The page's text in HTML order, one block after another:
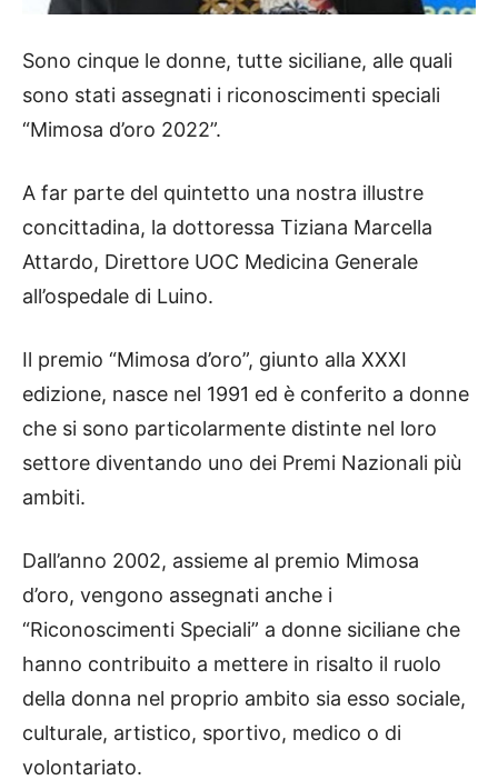
Sono cinque le donne, tutte siciliane, alle quali
sono stati assegnati i riconoscimenti speciali
“Mimosa d’oro 2022”.
A far parte del quintetto una nostra illustre
concittadina, la dottoressa Tiziana Marcella
Attardo, Direttore UOC Medicina Generale
all’ospedale di Luino.
Il premio “Mimosa d’oro”, giunto alla XXXI
edizione, nasce nel 1991 ed è conferito a donne
che si sono particolarmente distinte nel loro
settore diventando uno dei Premi Nazionali più
ambiti.
Dall’anno 2002, assieme al premio Mimosa
d’oro, vengono assegnati anche i
“Riconoscimenti Speciali” a donne siciliane che
hanno contribuito a mettere in risalto il ruolo
della donna nel proprio ambito sia esso sociale,
culturale, artistico, sportivo, medico o di
volontariato.